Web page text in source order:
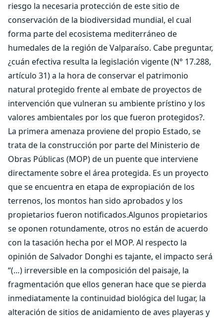
riesgo la necesaria protección de este sitio de
conservación de la biodiversidad mundial, el cual
forma parte del ecosistema mediterráneo de
humedales de la región de Valparaíso. Cabe preguntar,
¿cuán efectiva resulta la legislación vigente (N° 17.288,
artículo 31) a la hora de conservar el patrimonio
natural protegido frente al embate de proyectos de
intervención que vulneran su ambiente prístino y los
valores ambientales por los que fueron protegidos?.
La primera amenaza proviene del propio Estado, se
trata de la construcción por parte del Ministerio de
Obras Públicas (MOP) de un puente que interviene
directamente sobre el área protegida. Es un proyecto
que se encuentra en etapa de expropiación de los
terrenos, los montos han sido aprobados y los
propietarios fueron notificados.Algunos propietarios
se oponen rotundamente, otros no están de acuerdo
con la tasación hecha por el MOP. Al respecto la
opinión de Salvador Donghi es tajante, el impacto será
“(…) irreversible en la composición del paisaje, la
fragmentación que ellos generan hace que se pierda
inmediatamente la continuidad biológica del lugar, la
alteración de sitios de anidamiento de aves playeras y